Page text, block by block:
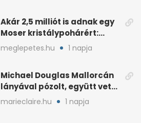
Akár 2,5 milliót is adnak egy
Moser kristálypohárért:
otthon is lapulhat
meglepetes.hu 1 napja
Michael Douglas Mallorcán
lányával pózolt, együtt vette
át az elismerést
marieclaire.hu 1 napja